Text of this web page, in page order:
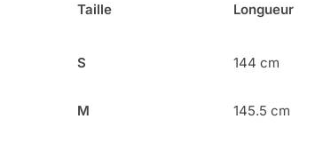
Taille Longueur
S 144 cm
M 145.5 cm